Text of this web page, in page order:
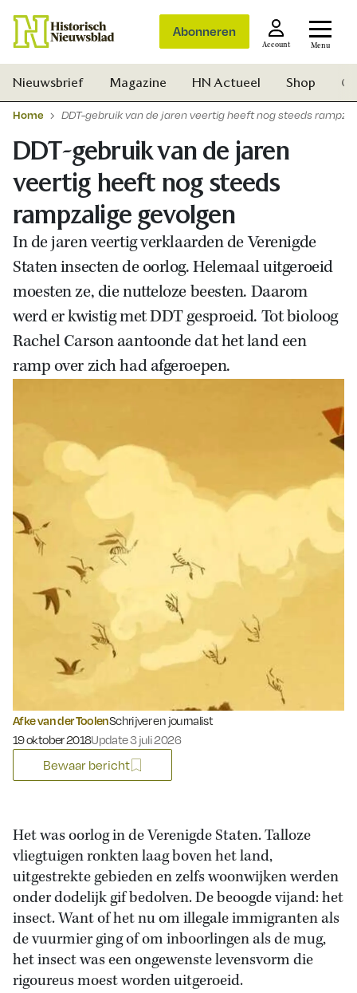
Abonneren
Account Menu
Zoek
Nieuwsbrief Magazine HN Actueel Shop
Home DDT-gebruik van de jaren veertig heeft nog steeds
DDT-gebruik van de jaren
veertig heeft nog steeds
rampzalige gevolgen
In de jaren veertig verklaarden de Verenigde
Staten insecten de oorlog. Helemaal uitgeroeid
moesten ze, die nutteloze beesten. Daarom
werd er kwistig met DDT gesproeid. Tot bioloog
Rachel Carson aantoonde dat het land een
ramp over zich had afgeroepen.
Afke van der ToolenSchrijver en journalist
Gepubliceerd op:
19 oktober 2018Update 3 juli 2026
Bewaar bericht
Het was oorlog in de Verenigde Staten. Talloze
vliegtuigen ronkten laag boven het land,
uitgestrekte gebieden en zelfs woonwijken werden
onder dodelijk gif bedolven. De beoogde vijand: het
insect. Want of het nu om illegale immigranten als
de vuurmier ging of om inboorlingen als de mug,
het insect was een ongewenste levensvorm die
rigoureus moest worden uitgeroeid.